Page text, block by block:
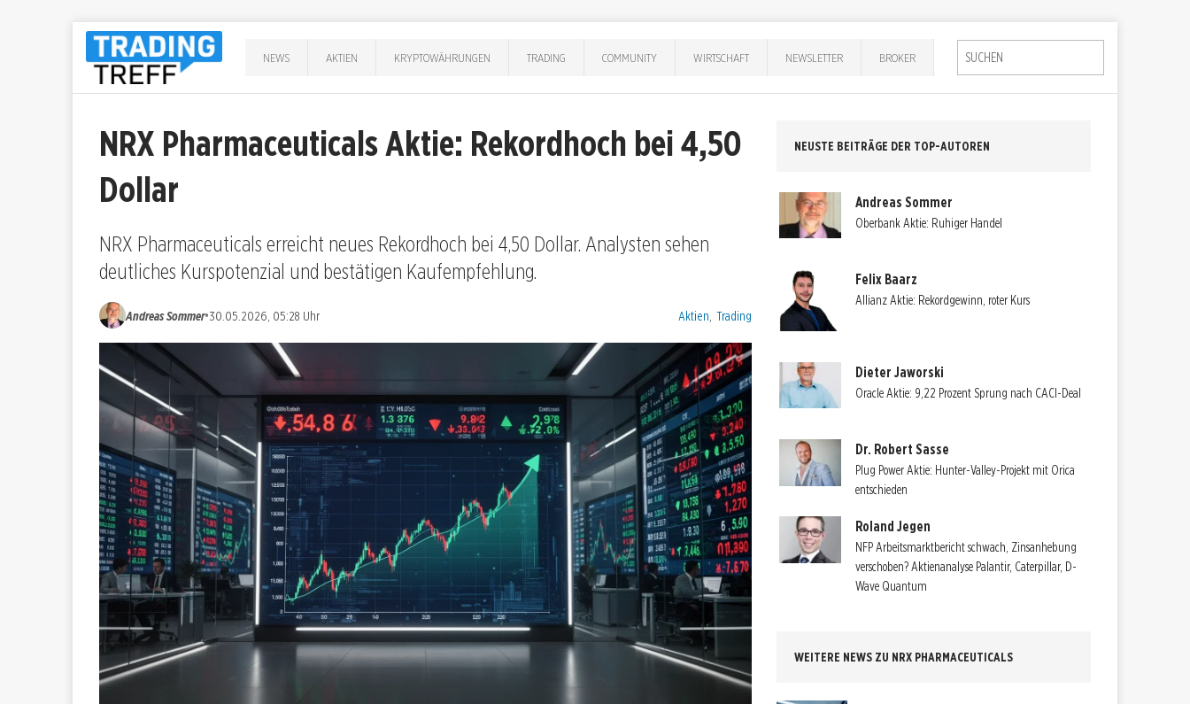
NEWS AKTIEN KRYPTOWÄHRUNGEN TRADING COMMUNITY WIRTSCHAFT NEWSLETTER BROKER
NRX Pharmaceuticals Aktie: Rekordhoch bei 4,50
Dollar
NRX Pharmaceuticals erreicht neues Rekordhoch bei 4,50 Dollar. Analysten sehen
deutliches Kurspotenzial und bestätigen Kaufempfehlung.
Andreas Sommer•30.05.2026, 05:28 Uhr Kategorien:
Aktien Trading
NEUSTE BEITRÄGE DER TOP-AUTOREN
Andreas Sommer
Oberbank Aktie: Ruhiger Handel
Felix Baarz
Allianz Aktie: Rekordgewinn, roter Kurs
Dieter Jaworski
Oracle Aktie: 9,22 Prozent Sprung nach CACI-Deal
Dr. Robert Sasse
Plug Power Aktie: Hunter-Valley-Projekt mit Orica
entschieden
Roland Jegen
NFP Arbeitsmarktbericht schwach, Zinsanhebung
verschoben? Aktienanalyse Palantir, Caterpillar, D-
Wave Quantum
WEITERE NEWS ZU NRX PHARMACEUTICALS